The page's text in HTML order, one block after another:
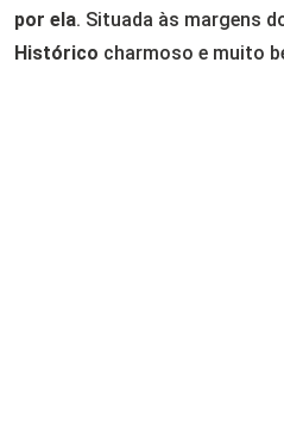
por ela. Situada às margens
Histórico charmoso e muito